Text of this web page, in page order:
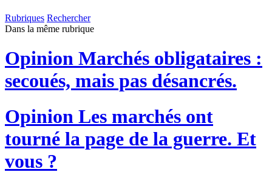
Rubriques Rechercher
Dans la même rubrique
Opinion Marchés obligataires :
secoués, mais pas désancrés.
Opinion Les marchés ont
tourné la page de la guerre. Et
vous ?